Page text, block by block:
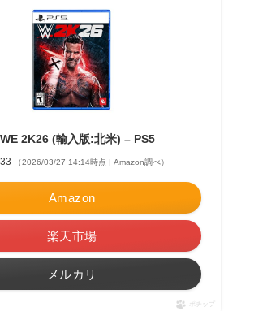
2K26 (輸入版:北米) – PS5
（2026/03/27 14:14時点 | Amazon調べ）
Amazon
楽天市場
メルカリ
ポチップ